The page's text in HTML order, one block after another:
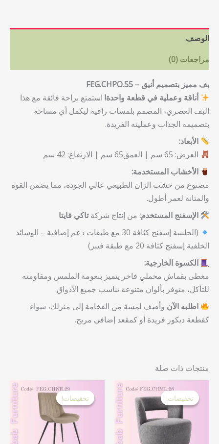
الوصف
مراجعات (0)
بف مميز بتصميم أنيق – FEG.CHPO.55
أناقة وعملية في قطعة واحدة! استمتع براحة فائقة مع هذا
البف العصري، المصمم بلمسات راقية ليكمل أي مساحة
بتصميمه الجذاب وعمليته الفريدة.
الأبعاد:
العرض: 65 سم | العمق65 سم | الارتفاع: 42 سم
الأخشاب المستخدمة:
مصنوع من خشب الزان الطبيعي عالي الجودة، مما يضمن القوة
والمتانة لعمر أطول.
الإسفنج المستخدم: من إنتاج شركةتاكي فايتا
(الجلسة إسفنج كثافة 30 مع طبقات دعم إضافية – الوسائد
الخلفية إسفنج كثافة 20 مع طبقة فيبر)
الكسوة الخارجية:
مغطى بقماش مخملي فاخر يتميز بنعومة الملمس ومقاومته
للتآكل، متوفر بألوان متنوعة تناسب جميع الأذواق.
اطلبه الآن وأضف لمسة من الفخامة إلى منزلك، سواء
كقطعة ديكور فريدة أو كمقعد إضافي مريح.
منتجات ذات صلة
تخفيضات!
تخفيضات!
الأصلي
هو:
9,500.00 EGP.
السعر
الحالي
هو:
7,100.00 EGP.
تخفيضات!
تخفيضات!
الأصلي
هو:
17,000.00 EGP.